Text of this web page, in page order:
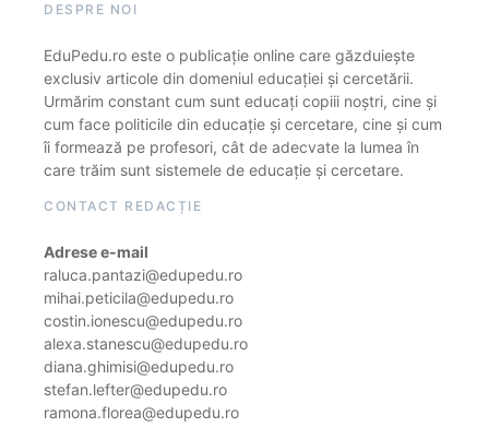
DESPRE NOI
EduPedu.ro este o publicație online care găzduiește
exclusiv articole din domeniul educației și cercetării.
Urmărim constant cum sunt educați copiii noștri, cine și
cum face politicile din educație și cercetare, cine și cum
îi formează pe profesori, cât de adecvate la lumea în
care trăim sunt sistemele de educație și cercetare.
CONTACT REDACȚIE
Adrese e-mail
raluca.pantazi@edupedu.ro
mihai.peticila@edupedu.ro
costin.ionescu@edupedu.ro
alexa.stanescu@edupedu.ro
diana.ghimisi@edupedu.ro
stefan.lefter@edupedu.ro
ramona.florea@edupedu.ro